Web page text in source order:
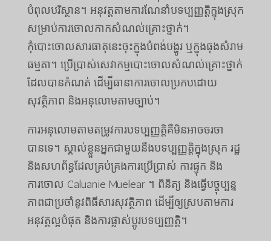
បំពុលបរិស្ថាន។ អនុវត្តតាមការណែនាំបទប្បញ្ញត្តិក្នុងស្រុក
សម្រាប់ការចោលកាកសំណល់គ្រោះថ្នាក់។
កុំបោះចោលសារធាតុនេះចុះក្នុងបំពង់បង្ហូរ ឬក្នុងធុងសំរាម
ធម្មតា។ ប្រើប្រាស់សេវាកម្មបោះចោលសំណល់គ្រោះថ្នាក់
ដែលបានកំណត់ ដើម្បីធានាការចោលប្រកបដោយ
សុវត្ថិភាព និងអនុលោមតាមច្បាប់។
ការអនុលោមតាមតម្រូវការបទប្បញ្ញត្តិគឺមិនអាចចរចា
បានទេ។ ស្គាល់ខ្លួនអ្នកជាមួយនឹងបទប្បញ្ញត្តិក្នុងស្រុក រដ្ឋ
និងសហព័ន្ធដែលគ្រប់គ្រងការប្រើប្រាស់ ការផ្ទុក និង
ការចោល Caluanie Muelear ។ ពិនិត្យ និងធ្វើបច្ចុប្បន្ន
ភាពជាប្រចាំនូវពិធីសារសុវត្ថិភាព ដើម្បីឲ្យស្របតាមការ
អនុវត្តល្អបំផុត និងការផ្លាស់ប្តូរបទប្បញ្ញត្តិ។